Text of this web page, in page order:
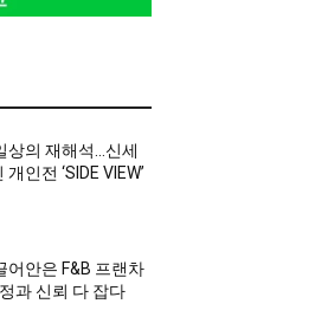
상의 재해석…신세
인전 ‘SIDE VIEW’
어안은 F&B 프랜차
과 신뢰 다 잡다